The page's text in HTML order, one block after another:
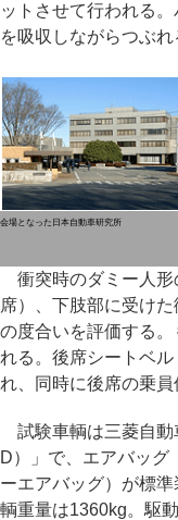
ットさせて行われる
を吸収しながらつぶれ
会場となった日本自動車研究所
衝突時のダミー人形
席）、下肢部に受け
の度合いを評価する
れる。後席シートベ
れ、同時に後席の乗員
試験車輌は三菱自動
D）」で、エアバッグ
ーエアバッグ）が標
輌重量は1360kg。駆